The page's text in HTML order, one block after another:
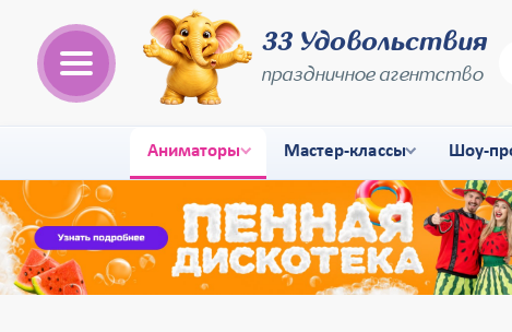
33 Удовольствия
праздничное агентство
Аниматоры Мастер-классы Шоу-